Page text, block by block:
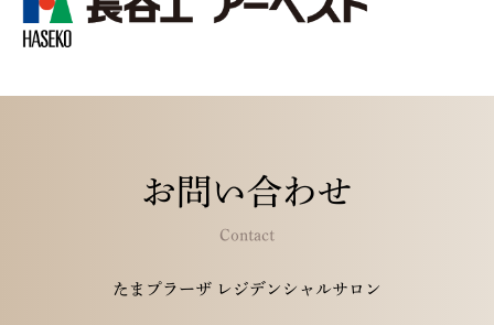
お問い合わせ
Contact
たまプラーザ レジデンシャルサロン